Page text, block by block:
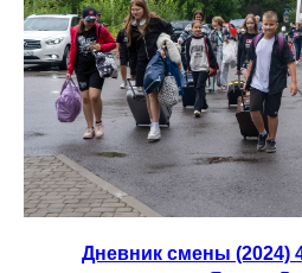
Дневник смены (2024)